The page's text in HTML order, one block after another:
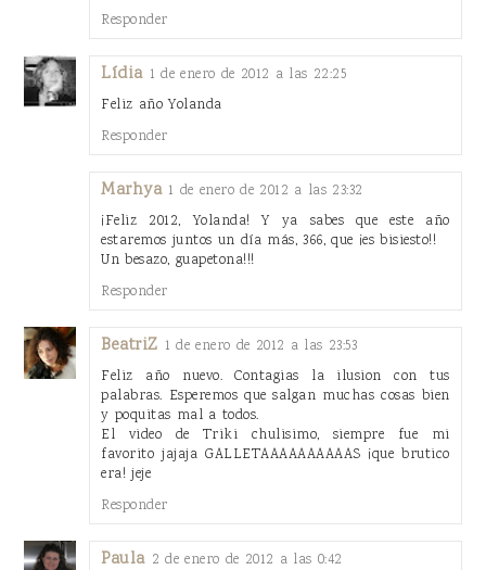
Responder
Lídia 1 de enero de 2012 a las 22:25
Feliz año Yolanda
Responder
Marhya 1 de enero de 2012 a las 23:32
¡Feliz 2012, Yolanda! Y ya sabes que este año
estaremos juntos un día más, 366, que ¡es bisiesto!!
Un besazo, guapetona!!!
Responder
BeatriZ 1 de enero de 2012 a las 23:53
Feliz año nuevo. Contagias la ilusion con tus
palabras. Esperemos que salgan muchas cosas bien
y poquitas mal a todos.
El video de Triki chulisimo, siempre fue mi
favorito jajaja GALLETAAAAAAAAAAS ¡que brutico
era! jeje
Responder
Paula 2 de enero de 2012 a las 0:42